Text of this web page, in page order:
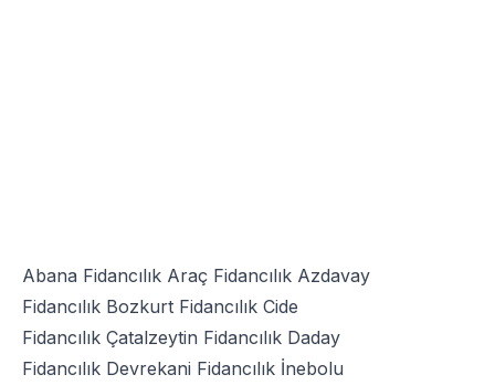
Abana Fidancılık Araç Fidancılık Azdavay
Fidancılık Bozkurt Fidancılık Cide
Fidancılık Çatalzeytin Fidancılık Daday
Fidancılık Devrekani Fidancılık İnebolu